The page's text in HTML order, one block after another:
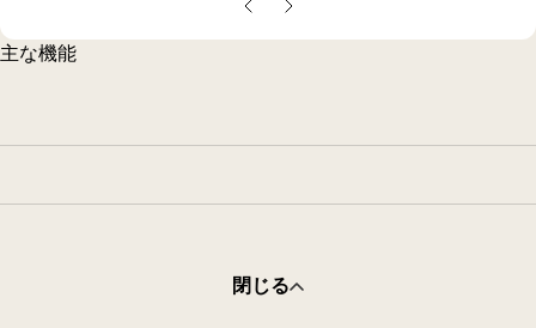
前
の
次
の
主な機能
閉じる